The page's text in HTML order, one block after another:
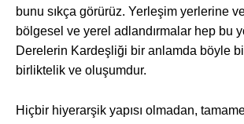
bunu sıkça görürüz. Yerleşim yerlerine
bölgesel ve yerel adlandırmalar hep bu
Derelerin Kardeşliği bir anlamda böyle
birliktelik ve oluşumdur.
Hiçbir hiyerarşik yapısı olmadan,